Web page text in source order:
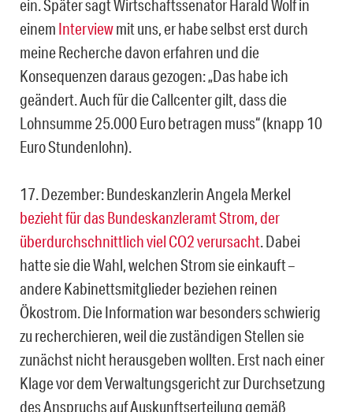
ein. Später sagt Wirtschaftssenator Harald Wolf in
einem Interviewmit uns, er habe selbst erst durch
meine Recherche davon erfahren und die
Konsequenzen daraus gezogen: „Das habe ich
geändert. Auch für die Callcenter gilt, dass die
Lohnsumme 25.000 Euro betragen muss“ (knapp 10
Euro Stundenlohn).
17. Dezember: Bundeskanzlerin Angela Merkel
bezieht für das Bundeskanzleramt Strom, der
überdurchschnittlich viel CO2 verursacht. Dabei
hatte sie die Wahl, welchen Strom sie einkauft –
andere Kabinettsmitglieder beziehen reinen
Ökostrom. Die Information war besonders schwierig
zu recherchieren, weil die zuständigen Stellen sie
zunächst nicht herausgeben wollten. Erst nach einer
Klage vor dem Verwaltungsgericht zur Durchsetzung
des Anspruchs auf Auskunftserteilung gemäß